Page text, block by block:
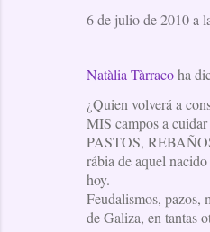
6 de julio de 2010 a
Natàlia Tàrracoha
¿Quien volverá a
MIS campos a
PASTOS,
rábia de aquel
hoy.
Feudalismos, pazos,
de Galiza, en tantas